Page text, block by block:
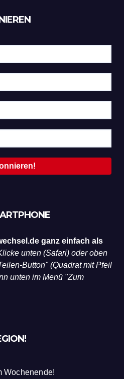
ganz einfach als
unten (Safari) oder oben
Button" (Quadrat mit Pfeil
unten im Menü "Zum
Wochenende!